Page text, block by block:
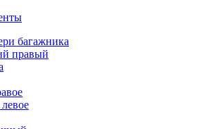
багажника
правый